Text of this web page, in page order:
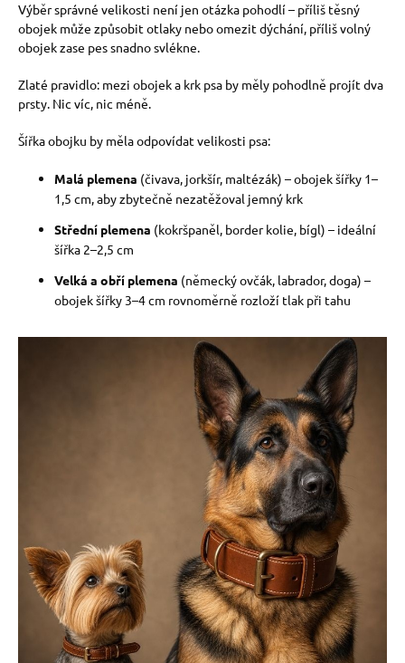
Výběr správné velikosti není jen otázka pohodlí – příliš těsný
obojek může způsobit otlaky nebo omezit dýchání, příliš volný
obojek zase pes snadno svlékne.
Zlaté pravidlo: mezi obojek a krk psa by měly pohodlně projít dva
prsty. Nic víc, nic méně.
Šířka obojku by měla odpovídat velikosti psa:
Malá plemena (čivava, jorkšír, maltézák) – obojek šířky 1–
1,5 cm, aby zbytečně nezatěžoval jemný krk
Střední plemena (kokršpaněl, border kolie, bígl) – ideální
šířka 2–2,5 cm
Velká a obří plemena (německý ovčák, labrador, doga) –
obojek šířky 3–4 cm rovnoměrně rozloží tlak při tahu